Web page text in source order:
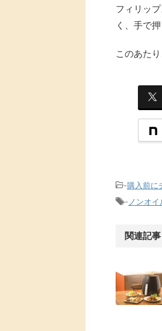
フィリッ
く、手で
このあた
-購入前に
- ノンオ
関連記事